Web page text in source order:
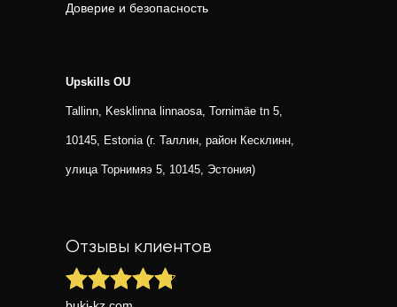
Доверие и безопасность
Upskills OU
Tallinn, Kesklinna linnaosa, Tornimäe tn 5,
10145, Estonia (г. Таллин, район Кесклинн,
улица Торнимяэ 5, 10145, Эстония)
Отзывы клиентов